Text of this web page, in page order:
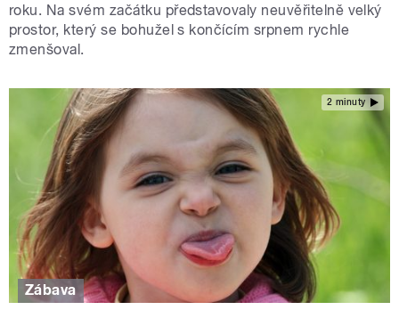
roku. Na svém začátku představovaly neuvěřitelně velký
prostor, který se bohužel s končícím srpnem rychle
zmenšoval.
2 minuty
Zábava